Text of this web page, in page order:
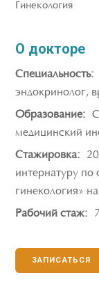
Гинекология
О докторе
Специальность:
эндокринолог,
Образование:
медицинский
Стажировка:
интернатуру по
гинекология»
Рабочий стаж:
ЗАПИСАТЬСЯ